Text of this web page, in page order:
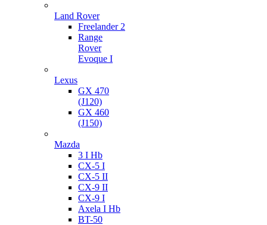
Land Rover
Freelander 2
Range
Rover
Evoque I
Lexus
GX 470
(J120)
GX 460
(J150)
Mazda
3 I Hb
CX-5 I
CX-5 II
CX-9 II
CX-9 I
Axela I Hb
BT-50